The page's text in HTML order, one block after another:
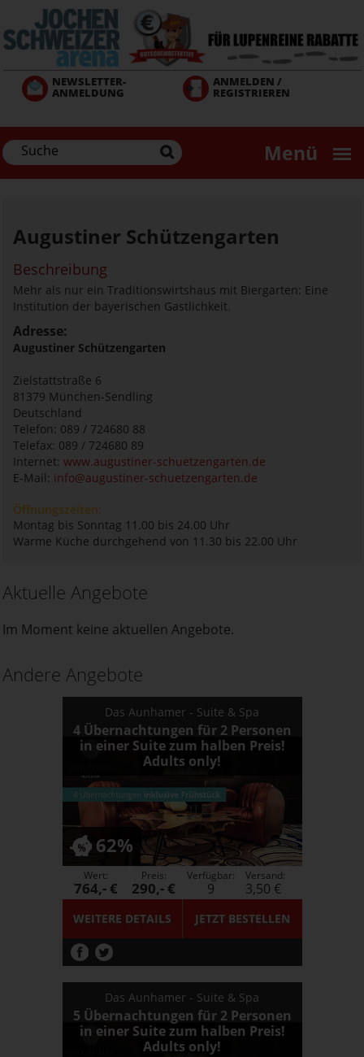
Inhalt
NEWSLETTER-
ANMELDUNG
ANMELDEN /
REGISTRIEREN
Menü
Augustiner Schützengarten
Beschreibung
Mehr als nur ein Traditionswirtshaus mit Biergarten: Eine
Institution der bayerischen Gastlichkeit.
Adresse:
Augustiner Schützengarten
Zielstattstraße 6
81379 München-Sendling
Deutschland
Telefon: 089 / 724680 88
Telefax: 089 / 724680 89
Internet: www.augustiner-schuetzengarten.de
E-Mail: info@augustiner-schuetzengarten.de
Öffnungszeiten:
Montag bis Sonntag 11.00 bis 24.00 Uhr
Warme Küche durchgehend von 11.30 bis 22.00 Uhr
Aktuelle Angebote
Im Moment keine aktuellen Angebote.
Andere Angebote
Das Aunhamer - Suite & Spa
4 Übernachtungen für 2 Personen
in einer Suite zum halben Preis!
Adults only!
62%
WEITERE DETAILS JETZTBESTELLEN
Wert:
764,- €
Preis:
290,- €
Verfügbar:
9
Versand:
3,50 €
Das Aunhamer - Suite & Spa
5 Übernachtungen für 2 Personen
in einer Suite zum halben Preis!
Adults only!